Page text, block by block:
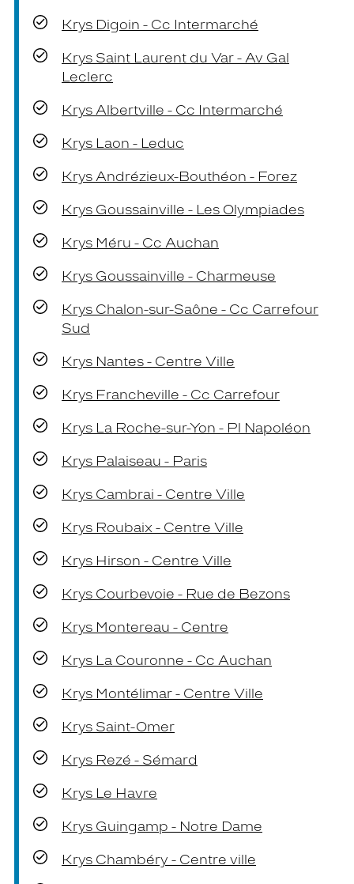
Krys Digoin - Cc Intermarché
Krys Saint Laurent du Var - Av Gal
Leclerc
Krys Albertville - Cc Intermarché
Krys Laon - Leduc
Krys Andrézieux-Bouthéon - Forez
Krys Goussainville - Les Olympiades
Krys Méru - Cc Auchan
Krys Goussainville - Charmeuse
Krys Chalon-sur-Saône - Cc Carrefour
Sud
Krys Nantes - Centre Ville
Krys Francheville - Cc Carrefour
Krys La Roche-sur-Yon - Pl Napoléon
Krys Palaiseau - Paris
Krys Cambrai - Centre Ville
Krys Roubaix - Centre Ville
Krys Hirson - Centre Ville
Krys Courbevoie - Rue de Bezons
Krys Montereau - Centre
Krys La Couronne - Cc Auchan
Krys Montélimar - Centre Ville
Krys Saint-Omer
Krys Rezé - Sémard
Krys Le Havre
Krys Guingamp - Notre Dame
Krys Chambéry - Centre ville